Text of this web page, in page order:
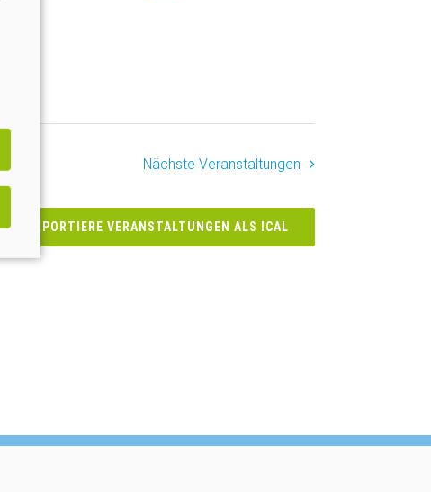
NächsteVeranstaltungen
EXPORTIERE VERANSTALTUNGEN ALS ICAL